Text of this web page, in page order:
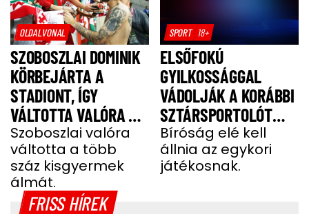
OLDALVONAL
SZOBOSZLAI DOMINIK
KÖRBEJÁRTA A
STADIONT, ÍGY
VÁLTOTTA VALÓRA A
GYEREKEK ÁLMÁT
Szoboszlai valóra
váltotta a több
száz kisgyermek
álmát.
SPORT 18+
ELSŐFOKÚ
GYILKOSSÁGGAL
VÁDOLJÁK A KORÁBBI
SZTÁRSPORTOLÓT
BARÁTNŐJE TRAGIKUS
HALÁLA MIATT
Bíróság elé kell
állnia az egykori
játékosnak.
FRISS HÍREK